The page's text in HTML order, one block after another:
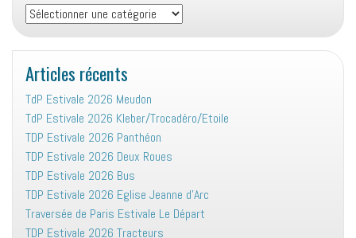
Vie
associative
:
Articles récents
TdP Estivale 2026 Meudon
TdP Estivale 2026 Kleber/Trocadéro/Etoile
TDP Estivale 2026 Panthéon
TDP Estivale 2026 Deux Roues
TDP Estivale 2026 Bus
TDP Estivale 2026 Eglise Jeanne d’Arc
Traversée de Paris Estivale Le Départ
TDP Estivale 2026 Tracteurs